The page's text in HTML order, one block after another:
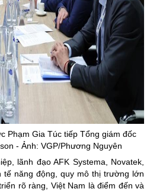
Phạm Gia Túc tiếp Tổng giám đốc
- Ảnh: VGP/Phương Nguyên
lãnh đạo AFK Systema, Novatek,
tế năng động, quy mô thị trường lớn
rõ ràng, Việt Nam là điểm đến và